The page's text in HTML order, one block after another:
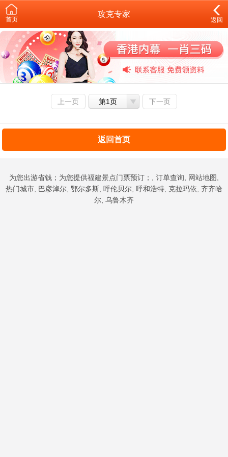
首页
攻克专家
返回
上一页 第1页 下一页
返回首页
为您出游省钱；为您提供福建景点门票预订；, 订单查询, 网站地图,
热门城市, 巴彦淖尔, 鄂尔多斯, 呼伦贝尔, 呼和浩特, 克拉玛依, 齐齐哈
尔, 乌鲁木齐